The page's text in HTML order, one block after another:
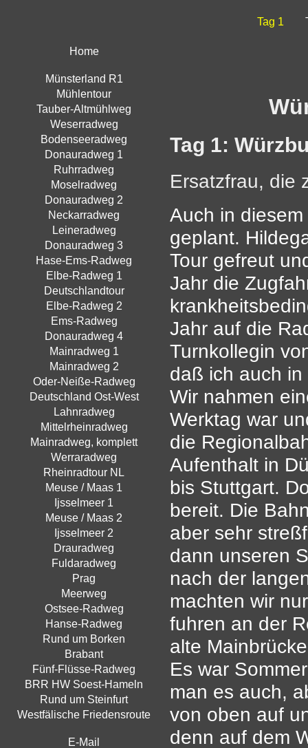
Home
Münsterland R1
Mühlentour
Tauber-Altmühlweg
Weserradweg
Bodenseeradweg
Donauradweg 1
Ruhrradweg
Moselradweg
Donauradweg 2
Neckarradweg
Leineradweg
Donauradweg 3
Hase-Ems-Radweg
Elbe-Radweg 1
Deutschlandtour
Elbe-Radweg 2
Ems-Radweg
Donauradweg 4
Mainradweg 1
Mainradweg 2
Oder-Neiße-Radweg
Deutschland Ost-West
Lahnradweg
Mittelrheinradweg
Mainradweg, komplett
Werraradweg
Rheinradtour NL
Meuse / Maas 1
Ijsselmeer 1
Meuse / Maas 2
Ijsselmeer 2
Drauradweg
Fuldaradweg
Prag
Meerweg
Ostsee-Radweg
Hanse-Radweg
Rund um Borken
Brabant
Fünf-Flüsse-Radweg
BRR HW Soest-Hameln
Rund um Steinfurt
Westfälische Friedensroute
E-Mail
Tag 1
Tag 1:
Ersatzfrau, die
Auch in
geplant.
Tour gefreut
Jahr die
Jahr auf die
Turnkollegin
daß ich auch
Wir nahmen
Werktag war
die
Aufenthalt in
bis Stuttgart.
bereit. Die
aber sehr
dann unseren
nach der
machten wir
fuhren an der
alte
Es war
man es auch,
von oben auf
denn auf dem